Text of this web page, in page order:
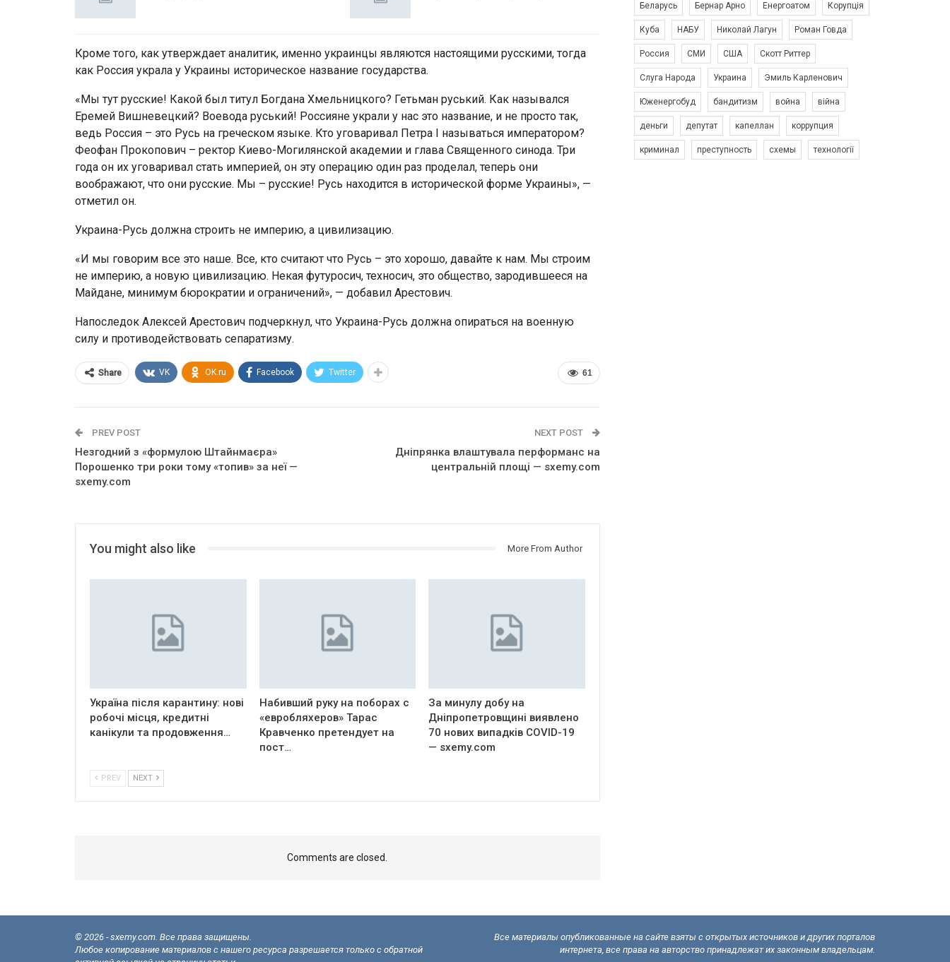
Кроме того, как утверждает аналитик, именно украинцы являются настоящими русскими, тогда
как Россия украла у Украины историческое название государства.
«Мы тут русские! Какой был титул Богдана Хмельницкого? Гетьман руський. Как назывался
Еремей Вишневецкий? Воевода руський! Россияне украли у нас это название, и не просто так,
ведь Россия – это Русь на греческом языке. Кто уговаривал Петра I называться императором?
Феофан Прокопович – ректор Киево-Могилянской академии и глава Священного синода. Три
года он их уговаривал стать империей, он эту операцию один раз проделал, теперь они
воображают, что они русские. Мы – русские! Русь находится в исторической форме Украины», —
отметил он.
Украина-Русь должна строить не империю, а цивилизацию.
«И мы говорим все это наше. Все, кто считают что Русь – это хорошо, давайте к нам. Мы строим
не империю, а новую цивилизацию. Некая футуросич, техносич, это общество, зародившееся на
Майдане, минимум бюрократии и ограничений», — добавил Арестович.
Напоследок Алексей Арестович подчеркнул, что Украина-Русь должна опираться на военную
силу и противодействовать сепаратизму.
61
Share VK OK.ru Facebook Twitter
PREV POST
Незгодний з «формулою Штайнмаєра»
Порошенко три роки тому «топив» за неї —
sxemy.com
NEXT POST
Дніпрянка влаштувала перформанс на
центральній площі — sxemy.com
You might also like More From Author
Україна після карантину: нові
робочі місця, кредитні
канікули та продовження…
Набивший руку на поборах с
«евробляхеров» Тарас
Кравченко претендует на
пост…
За минулу добу на
Дніпропетровщині виявлено
70 нових випадків COVID-19
— sxemy.com
PREV NEXT
Comments are closed.
Беларусь Бернар Арно Енергоатом Корупція
Куба НАБУ Николай Лагун Роман Говда
Россия СМИ США Скотт Риттер
Слуга Народа Украина Эмиль Карленович
Юженергобуд бандитизм война війна
деньги депутат капеллан коррупция
криминал преступность схемы технології
© 2026 - sxemy.com. Все права защищены.
Любое копирование материалов с нашего ресурса разрешается только с обратной
Все материалы опубликованные на сайте взяты с открытых источников и других порталов
интернета, все права на авторство принадлежат их законным владельцам.